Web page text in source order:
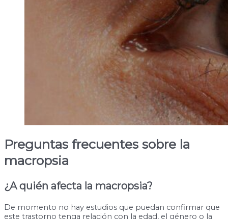
Preguntas frecuentes sobre la
macropsia
¿A quién afecta la macropsia?
De momento no hay estudios que puedan confirmar que
este trastorno tenga relación con la edad, el género o la